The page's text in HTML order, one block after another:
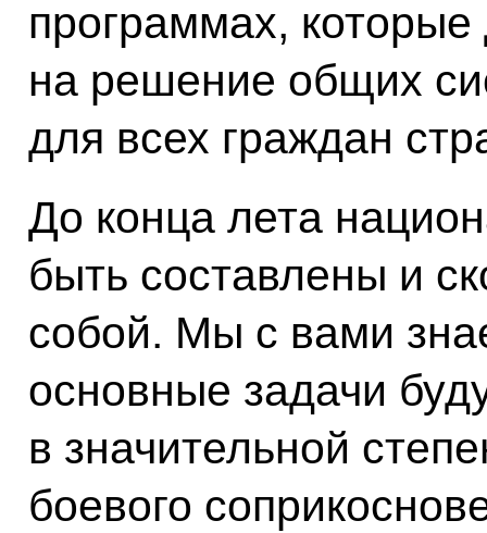
программах,
на решение общих
для всех граждан
До конца лета
быть составлены и
собой. Мы с вами
основные задачи
в значительной
боевого